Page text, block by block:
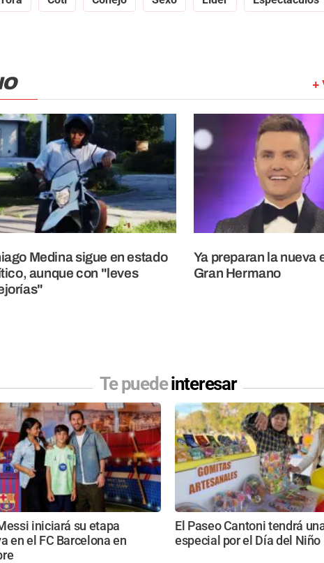
+
Medina sigue en estado
aunque con "leves
Ya preparan la nueva
Gran Hermano
Te puedeinteresar
iniciará su etapa
en el FC Barcelona en
El Paseo Cantoni tendrá
especial por el Día del Niño